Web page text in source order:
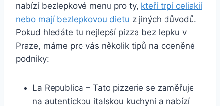
nabízí bezlepkové menu pro ty, kteří trpí celiakií
nebo mají bezlepkovou dietu z jiných důvodů.
Pokud hledáte tu nejlepší pizza bez lepku v
Praze, máme pro vás několik tipů na oceněné
podniky:
La Republica – Tato pizzerie se zaměřuje
na autentickou italskou kuchyni a nabízí